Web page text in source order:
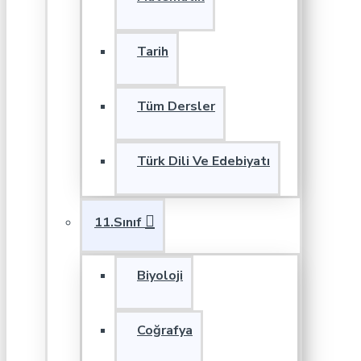
Tarih
Tüm Dersler
Türk Dili Ve Edebiyatı
11.Sınıf
Biyoloji
Coğrafya